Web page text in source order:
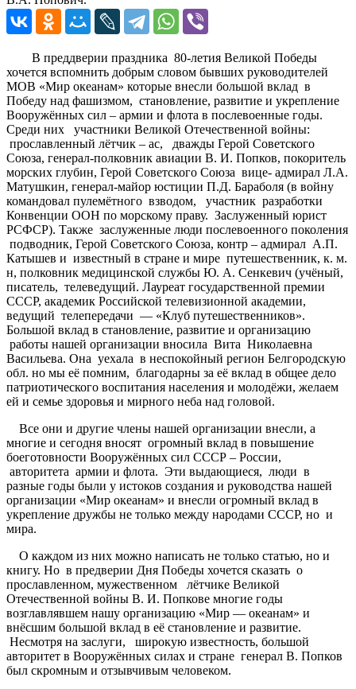
В преддверии праздника 80-летия Великой Победы
хочется вспомнить добрым словом бывших руководителей
МОВ «Мир океанам» которые внесли большой вклад в
Победу над фашизмом, становление, развитие и укрепление
Вооружённых сил – армии и флота в послевоенные годы.
Среди них участники Великой Отечественной войны:
прославленный лётчик – ас, дважды Герой Советского
Союза, генерал-полковник авиации В. И. Попков, покоритель
морских глубин, Герой Советского Союза вице- адмирал Л.А.
Матушкин, генерал-майор юстиции П.Д. Бараболя (в войну
командовал пулемётного взводом, участник разработки
Конвенции ООН по морскому праву. Заслуженный юрист
РСФСР). Также заслуженные люди послевоенного поколения
подводник, Герой Советского Союза, контр – адмирал А.П.
Катышев и известный в стране и мире путешественник, к. м.
н, полковник медицинской службы Ю. А. Сенкевич (учёный,
писатель, телеведущий. Лауреат государственной премии
СССР, академик Российской телевизионной академии,
ведущий телепередачи — «Клуб путешественников».
Большой вклад в становление, развитие и организацию
работы нашей организации вносила Вита Николаевна
Васильева. Она уехала в неспокойный регион Белгородскую
обл. но мы её помним, благодарны за её вклад в общее дело
патриотического воспитания населения и молодёжи, желаем
ей и семье здоровья и мирного неба над головой.
Все они и другие члены нашей организации внесли, а
многие и сегодня вносят огромный вклад в повышение
боеготовности Вооружённых сил СССР – России,
авторитета армии и флота. Эти выдающиеся, люди в
разные годы были у истоков создания и руководства нашей
организации «Мир океанам» и внесли огромный вклад в
укрепление дружбы не только между народами СССР, но и
мира.
О каждом из них можно написать не только статью, но и
книгу. Но в предверии Дня Победы хочется сказать о
прославленном, мужественном лётчике Великой
Отечественной войны В. И. Попкове многие годы
возглавлявшем нашу организацию «Мир — океанам» и
внёсшим большой вклад в её становление и развитие.
Несмотря на заслуги, широкую известность, большой
авторитет в Вооружённых силах и стране генерал В. Попков
был скромным и отзывчивым человеком.